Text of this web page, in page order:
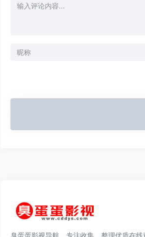
臭蛋蛋影视导航，专注收集、整理优质在线